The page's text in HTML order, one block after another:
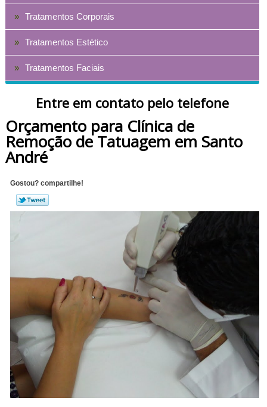
Tratamentos Corporais
Tratamentos Estético
Tratamentos Faciais
Entre em contato pelo telefone
Orçamento para Clínica de
Remoção de Tatuagem em Santo
André
Gostou? compartilhe!